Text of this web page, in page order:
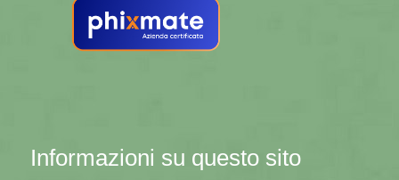
Informazioni su questo sito